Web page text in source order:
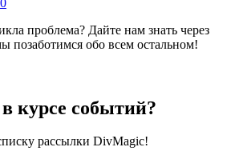
проблема? Дайте нам знать через
позаботимся обо всем остальном!
курсе событий?
рассылки DivMagic!